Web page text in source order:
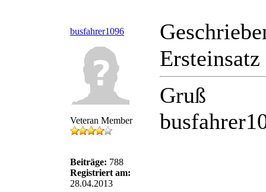
busfahrer1096
Veteran Member
Beiträge: 788
Registriert am:
28.04.2013
Gruß